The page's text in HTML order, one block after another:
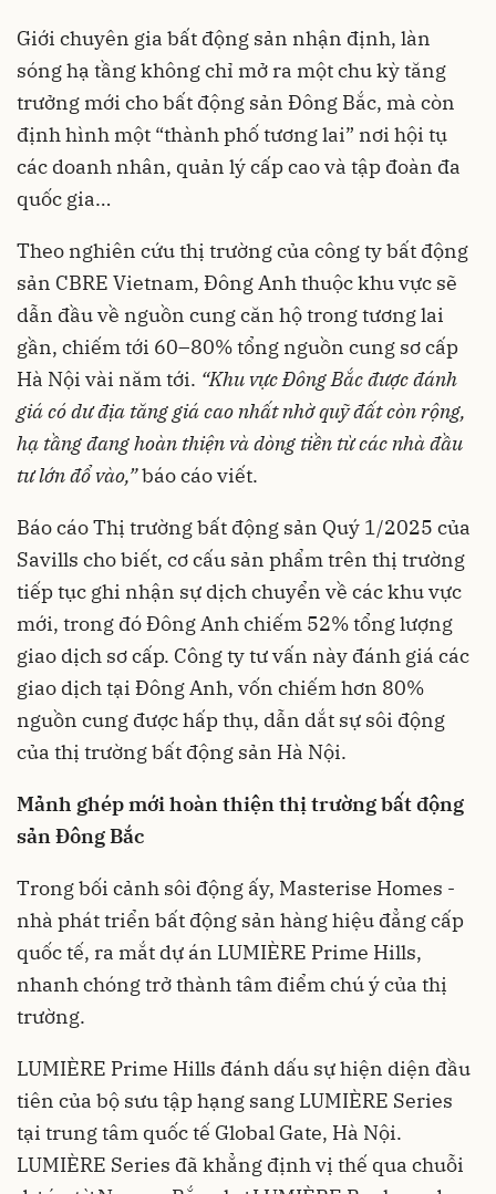
Giới chuyên gia bất động sản nhận định, làn
sóng hạ tầng không chỉ mở ra một chu kỳ tăng
trưởng mới cho bất động sản Đông Bắc, mà còn
định hình một “thành phố tương lai” nơi hội tụ
các doanh nhân, quản lý cấp cao và tập đoàn đa
quốc gia…
Theo nghiên cứu thị trường của công ty bất động
sản CBRE Vietnam, Đông Anh thuộc khu vực sẽ
dẫn đầu về nguồn cung căn hộ trong tương lai
gần, chiếm tới 60–80% tổng nguồn cung sơ cấp
Hà Nội vài năm tới. “Khu vực Đông Bắc được đánh
giá có dư địa tăng giá cao nhất nhờ quỹ đất còn rộng,
hạ tầng đang hoàn thiện và dòng tiền từ các nhà đầu
tư lớn đổ vào,”báo cáo viết.
Báo cáo Thị trường bất động sản Quý 1/2025 của
Savills cho biết, cơ cấu sản phẩm trên thị trường
tiếp tục ghi nhận sự dịch chuyển về các khu vực
mới, trong đó Đông Anh chiếm 52% tổng lượng
giao dịch sơ cấp. Công ty tư vấn này đánh giá các
giao dịch tại Đông Anh, vốn chiếm hơn 80%
nguồn cung được hấp thụ, dẫn dắt sự sôi động
của thị trường bất động sản Hà Nội.
Mảnh ghép mới hoàn thiện thị trường bất động
sản Đông Bắc
Trong bối cảnh sôi động ấy, Masterise Homes -
nhà phát triển bất động sản hàng hiệu đẳng cấp
quốc tế, ra mắt dự án LUMIÈRE Prime Hills,
nhanh chóng trở thành tâm điểm chú ý của thị
trường.
LUMIÈRE Prime Hills đánh dấu sự hiện diện đầu
tiên của bộ sưu tập hạng sang LUMIÈRE Series
tại trung tâm quốc tế Global Gate, Hà Nội.
LUMIÈRE Series đã khẳng định vị thế qua chuỗi